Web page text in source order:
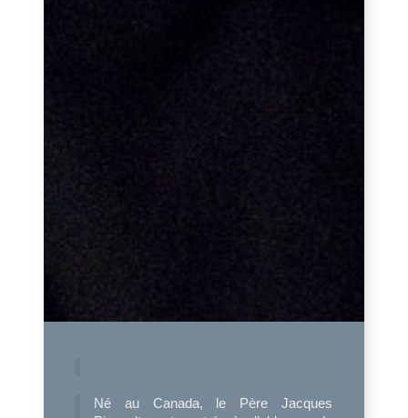
Né au Canada, le Père Jacques